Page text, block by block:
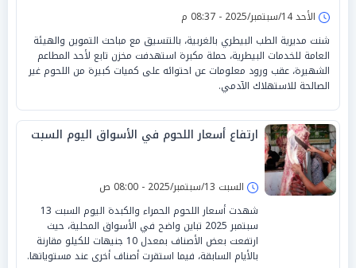
الأحد 14/سبتمبر/2025 - 08:37 م
شنت مديرية الطب البيطري بالغربية، بالتنسيق مع مباحث التموين والهيئة
العامة للخدمات البيطرية، حملة مكبرة استهدفت مخزن تابع لأحد المطاعم
الشهيرة، عقب ورود معلومات عن احتوائه على كميات كبيرة من اللحوم غير
الصالحة للاستهلاك الآدمي.
ارتفاع أسعار اللحوم في الأسواق اليوم السبت
السبت 13/سبتمبر/2025 - 08:00 ص
شهدت أسعار اللحوم الحمراء والكبدة اليوم السبت 13
سبتمبر 2025 تباين واضح في الأسواق المحلية، حيث
ارتفعت بعض الأصناف بمعدل 10 جنيهات للكيلو مقارنة
بالأيام السابقة، فيما استقرت أصناف أخرى عند مستوياتها.